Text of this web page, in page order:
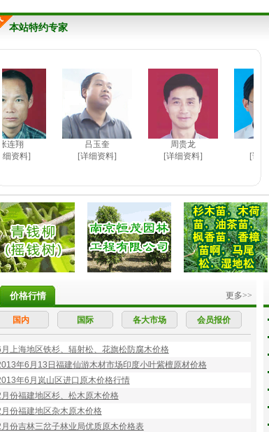
本站特约专家
]
吕玉奎
[详细资料]
周贵龙
[详细资料]
[详细资料]
价格行情 更多>>
国内 国际 各大市场 会员报价
上海地区铁杉、辐射松、花旗松防腐木价格
年6月13日福建仙游木材市场印度小叶紫檀原材价格
年6月岚山区进口原木价格行情
份福建地区杉、松木原木价格
份福建地区杂木原木价格
份吉林三岔子林业局优质原木价格表